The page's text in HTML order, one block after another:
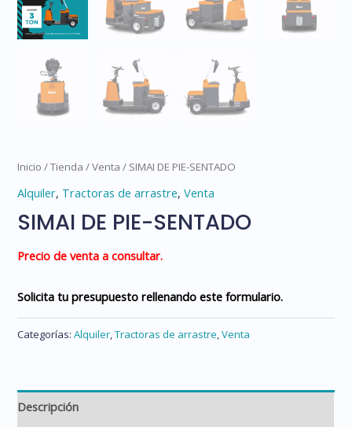
Inicio /Tienda /Venta / SIMAI DE PIE-SENTADO
Alquiler, Tractoras de arrastre,Venta
SIMAI DE PIE-SENTADO
Precio de venta a consultar.
Solicita tu presupuesto rellenando este formulario.
Categorías:Alquiler,Tractoras de arrastre,Venta
Descripción